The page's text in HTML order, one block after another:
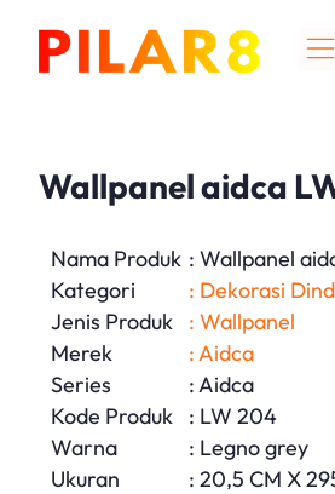
Wallpanel aidca
Nama Produk : Wallpanel
Kategori
: Dekorasi
Jenis Produk
: Wallpanel
Merek
: Aidca
Series
: Aidca
Kode Produk
: LW 204
Warna
: Legno grey
Ukuran
: 20,5 CM X